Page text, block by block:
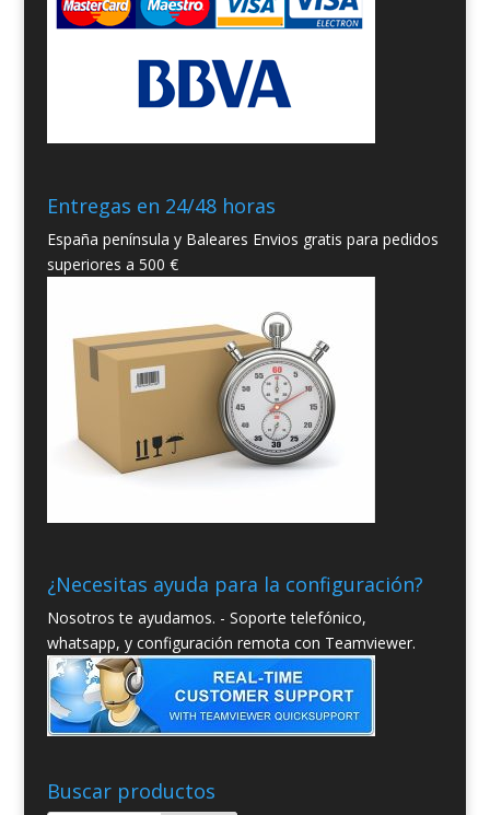
Entregas en 24/48 horas
España península y Baleares Envios gratis para pedidos
superiores a 500 €
¿Necesitas ayuda para la configuración?
Nosotros te ayudamos. - Soporte telefónico,
whatsapp, y configuración remota con Teamviewer.
Buscar productos